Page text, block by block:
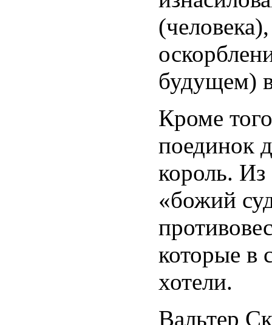
будущем)
Кроме
поединок
король. Из
«божий
которые в
хотели.
Вальтер